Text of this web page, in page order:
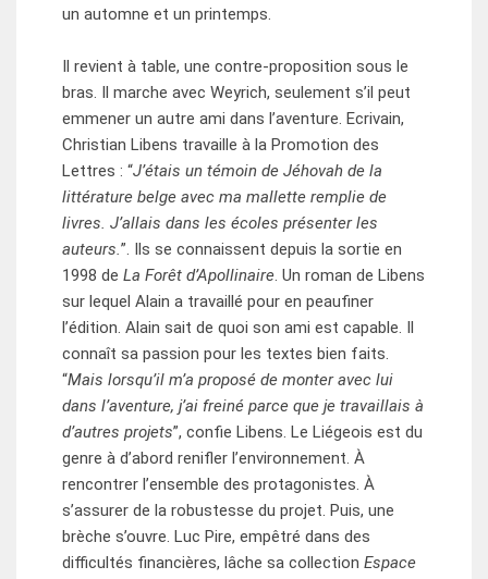
un automne et un printemps.
Il revient à table, une contre-proposition sous le
bras. Il marche avec Weyrich, seulement s’il peut
emmener un autre ami dans l’aventure. Ecrivain,
Christian Libens travaille à la Promotion des
Lettres : “J’étais un témoin de Jéhovah de la
littérature belge avec ma mallette remplie de
livres. J’allais dans les écoles présenter les
auteurs.”. Ils se connaissent depuis la sortie en
1998 de La Forêt d’Apollinaire. Un roman de Libens
sur lequel Alain a travaillé pour en peaufiner
l’édition. Alain sait de quoi son ami est capable. Il
connaît sa passion pour les textes bien faits.
“Mais lorsqu’il m’a proposé de monter avec lui
dans l’aventure, j’ai freiné parce que je travaillais à
d’autres projets”, confie Libens. Le Liégeois est du
genre à d’abord renifler l’environnement. À
rencontrer l’ensemble des protagonistes. À
s’assurer de la robustesse du projet. Puis, une
brèche s’ouvre. Luc Pire, empêtré dans des
difficultés financières, lâche sa collection Espace